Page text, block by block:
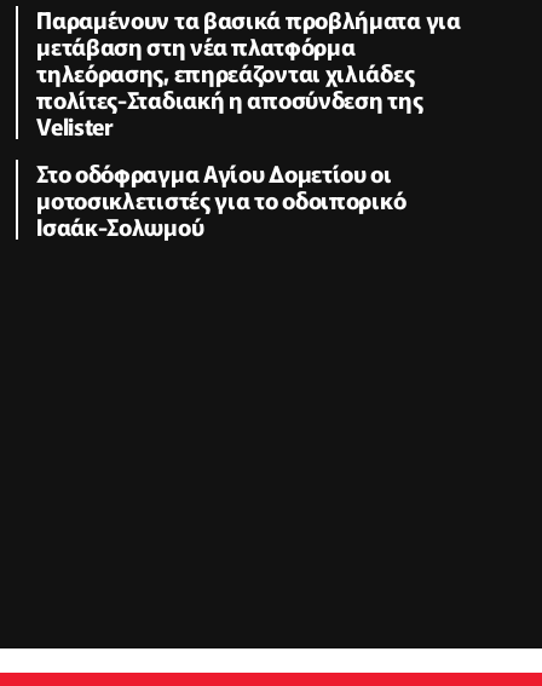
Παραμένουν τα βασικά προβλήματα για
μετάβαση στη νέα πλατφόρμα
τηλεόρασης, επηρεάζονται χιλιάδες
πολίτες-Σταδιακή η αποσύνδεση της
Velister
Στο οδόφραγμα Αγίου Δομετίου οι
μοτοσικλετιστές για το οδοιπορικό
Ισαάκ-Σολωμού